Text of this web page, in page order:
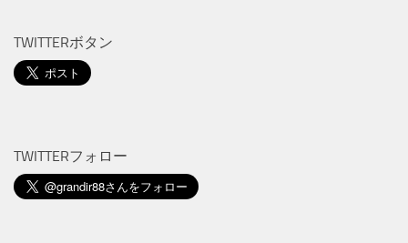
TWITTERボタン
TWITTERフォロー